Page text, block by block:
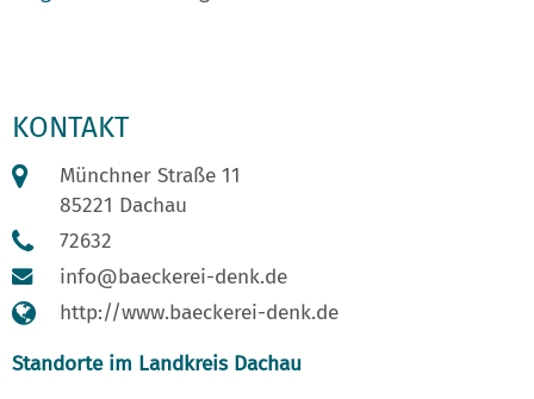
KONTAKT
Münchner Straße 11
85221 Dachau
72632
info@baeckerei-denk.de
http://www.baeckerei-denk.de
Standorte im Landkreis Dachau